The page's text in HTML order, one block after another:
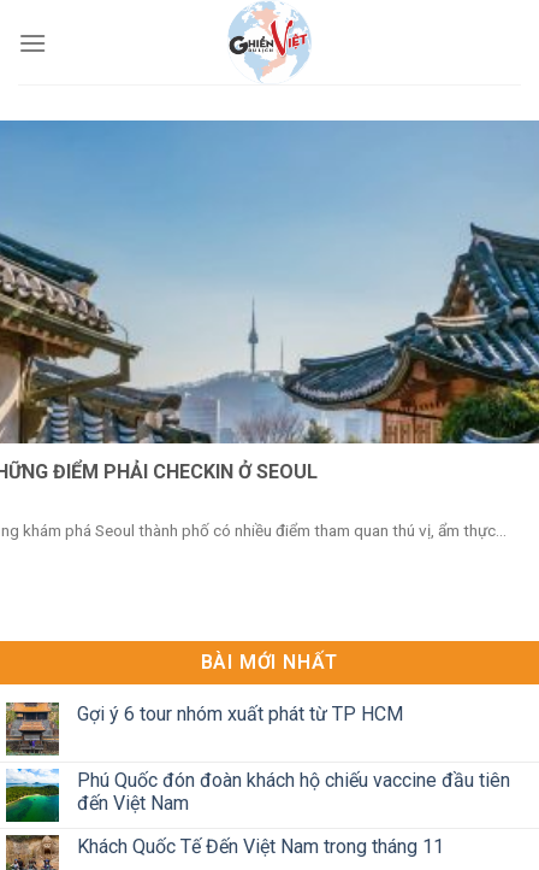
ĐIỂM PHẢI CHECKIN Ở SEOUL
khám phá Seoul thành phố có nhiều điểm tham quan thú vị, ẩm thực...
BÀI MỚI NHẤT
Gợi ý 6 tour nhóm xuất phát từ TP HCM
Phú Quốc đón đoàn khách hộ chiếu vaccine đầu tiên
đến Việt Nam
Khách Quốc Tế Đến Việt Nam trong tháng 11